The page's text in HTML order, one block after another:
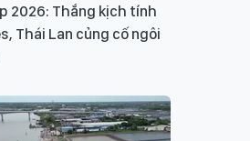
2026: Thắng kịch tính
Thái Lan củng cố ngôi